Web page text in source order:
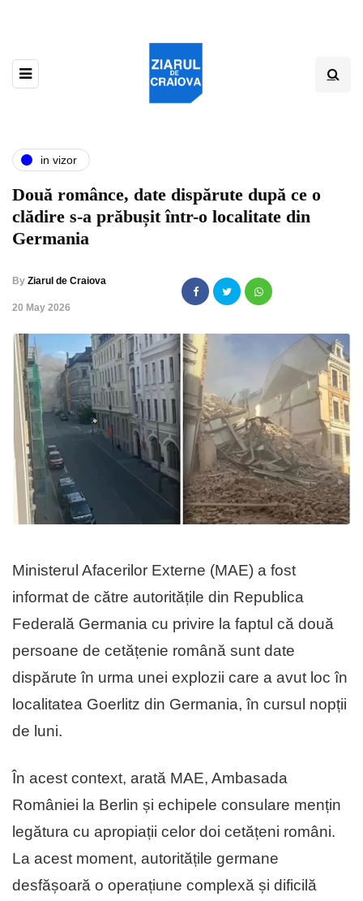
in vizor
Două românce, date dispărute după ce o
clădire s-a prăbușit într-o localitate din
Germania
By Ziarul de Craiova
,20 May 2026
Ministerul Afacerilor Externe (MAE) a fost
informat de către autoritățile din Republica
Federală Germania cu privire la faptul că două
persoane de cetățenie română sunt date
dispărute în urma unei explozii care a avut loc în
localitatea Goerlitz din Germania, în cursul nopții
de luni.
În acest context, arată MAE, Ambasada
României la Berlin și echipele consulare mențin
legătura cu apropiații celor doi cetățeni români.
La acest moment, autoritățile germane
desfășoară o operațiune complexă și dificilă